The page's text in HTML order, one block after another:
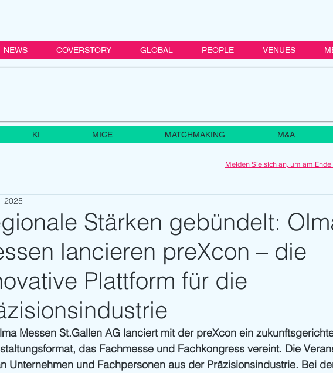
NEWS COVERSTORY GLOBAL PEOPLE VENUES
KI MICE MATCHMAKING M&A
Melden Sie sich an, um am
Stärken gebündelt:
lancieren preXcon – die
Plattform für die
2025
Messen St.Gallen AG lanciert mit der preXcon ein
das Fachmesse und Fachkongress vereint. Die
Unternehmen und Fachpersonen aus der Präzisionsindustrie. Bei